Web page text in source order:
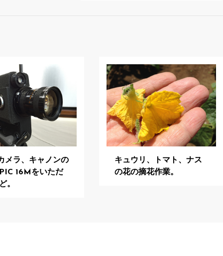
メラ、キャノンの
16Mをいただ
。
キュウリ、トマト、ナス
の花の摘花作業。